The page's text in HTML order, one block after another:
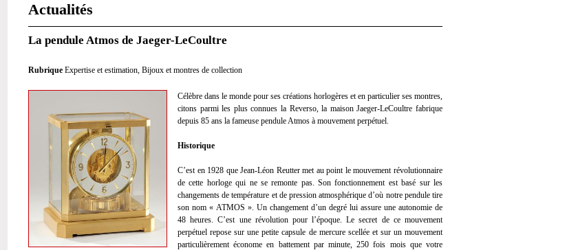
Actualités
La pendule Atmos de Jaeger-LeCoultre
Rubrique Expertise et estimation, Bijoux et montres de collection
Célèbre dans le monde pour ses créations horlogères et en particulier ses montres,
citons parmi les plus connues la Reverso, la maison Jaeger-LeCoultre fabrique
depuis 85 ans la fameuse pendule Atmos à mouvement perpétuel.
Historique
C’est en 1928 que Jean-Léon Reutter met au point le mouvement révolutionnaire
de cette horloge qui ne se remonte pas. Son fonctionnement est basé sur les
changements de température et de pression atmosphérique d’où notre pendule tire
son nom « ATMOS ». Un changement d’un degré lui assure une autonomie de
48 heures. C’est une révolution pour l’époque. Le secret de ce mouvement
perpétuel repose sur une petite capsule de mercure scellée et sur un mouvement
particulièrement économe en battement par minute, 250 fois mois que votre